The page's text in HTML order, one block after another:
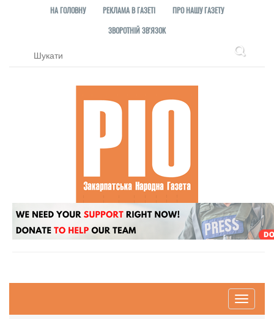
НА ГОЛОВНУ РЕКЛАМА В ГАЗЕТІ
ПРО НАШУ ГАЗЕТУ
ЗВОРОТНІЙ ЗВ'ЯЗОК
Toggle